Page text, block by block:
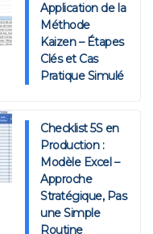
Application de la
Méthode
Kaizen – Étapes
Clés et Cas
Pratique Simulé
Checklist 5S en
Production :
Modèle Excel –
Approche
Stratégique, Pas
une Simple
Routine